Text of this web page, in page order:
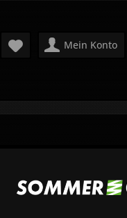
Mein Konto